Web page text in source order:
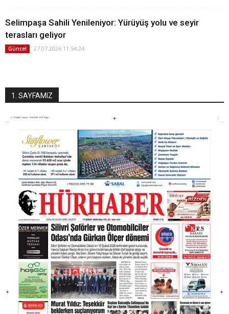
Selimpaşa Sahili Yenileniyor: Yürüyüş yolu ve seyir
terasları geliyor
Güncel 27.07.2026 11:54:24
1. SAYFAMIZ